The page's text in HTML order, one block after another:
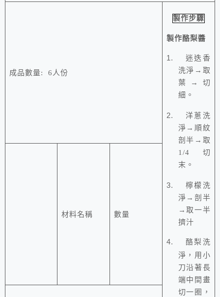
成品數量: 6 人份
製作步驟
製作酪梨醬
1.
迷迭香
洗淨→取
葉→切
細。
2.
洋蔥洗
淨→順紋
剖半→取
1/4
切
末。
3.
檸檬洗
淨→剖半
→取一半
擠汁
4.
酪梨洗
淨，用小
刀沿著長
端中間畫
切一圈，
材料名稱 數量